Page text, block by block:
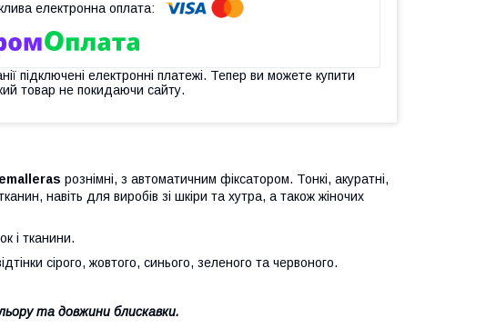
підключені електронні платежі. Тепер ви можете купити
товар не покидаючи сайту.
рознімні, з автоматичним фіксатором. Тонкі, акуратні,
навіть для виробів зі шкіри та хутра, а також жіночих
і тканини.
сірого, жовтого, синього, зеленого та червоного.
та довжини блискавки.